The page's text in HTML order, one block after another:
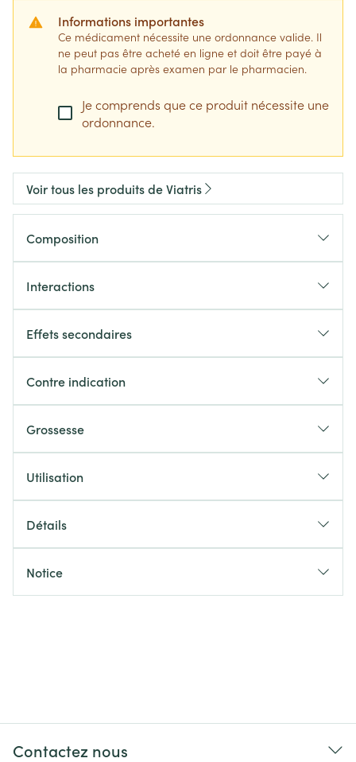
Informations importantes
Ce médicament nécessite une ordonnance valide. Il
ne peut pas être acheté en ligne et doit être payé à
la pharmacie après examen par le pharmacien.
Je comprends que ce produit nécessite une
ordonnance.
Voir tous les produits de Viatris
Composition
Interactions
Effets secondaires
Contre indication
Grossesse
Utilisation
Détails
Notice
Contactez nous